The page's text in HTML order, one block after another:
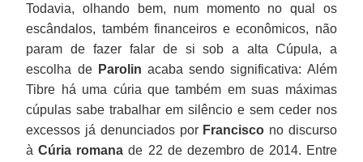
Todavia, olhando bem, num momento no qual os
escândalos, também financeiros e econômicos, não
param de fazer falar de si sob a alta Cúpula, a
escolha de Parolin acaba sendo significativa: Além
Tibre há uma cúria que também em suas máximas
cúpulas sabe trabalhar em silêncio e sem ceder nos
excessos já denunciados por Francisco no discurso
àCúria romana de 22 de dezembro de 2014. Entre